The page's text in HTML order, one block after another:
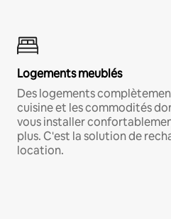
Logements meublés
Des logements
cuisine et les commodités
vous installer
plus. C'est la solution de
location.